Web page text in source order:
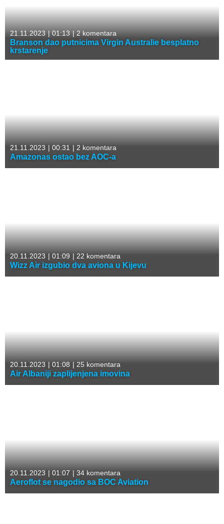
21.11.2023 |01:13 |2 komentara
Branson dao putnicima Virgin Australie besplatno
krstarenje
21.11.2023 | 00:31 | 2 komentara
Amazonas ostao bez AOC-a
20.11.2023 | 01:09 | 22 komentara
Wizz Air izgubio dva aviona u Kijevu
20.11.2023 | 01:08 | 25 komentara
Air Albaniji zaplijenjena imovina
20.11.2023 | 01:07 | 34 komentara
Aeroflot se nagodio sa BOC Aviation